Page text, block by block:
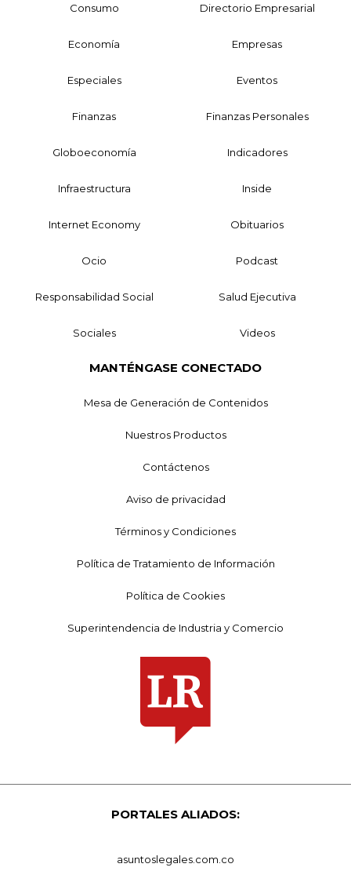
Consumo Directorio Empresarial
Economía Empresas
Especiales Eventos
Finanzas Finanzas Personales
Globoeconomía Indicadores
Infraestructura Inside
Internet Economy Obituarios
Ocio Podcast
Responsabilidad Social Salud Ejecutiva
Sociales Videos
MANTÉNGASE CONECTADO
Mesa de Generación de Contenidos
Nuestros Productos
Contáctenos
Aviso de privacidad
Términos y Condiciones
Política de Tratamiento de Información
Política de Cookies
Superintendencia de Industria y Comercio
PORTALES ALIADOS:
asuntoslegales.com.co